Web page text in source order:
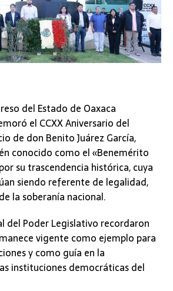
del Estado de Oaxaca
el CCXX Aniversario del
de don Benito Juárez García,
conocido como el «Benemérito
su trascendencia histórica, cuya
siendo referente de legalidad,
la soberanía nacional.
del Poder Legislativo recordaron
vigente como ejemplo para
y como guía en la
instituciones democráticas del